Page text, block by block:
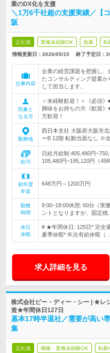
業のDX化を支援
＼1万6千社超の支援実績／【
阪
正社員 業種未経験OK 急募 転
情報更新日：2026/05/15 終了予定日：
仕事内容
企業の経営課題を把握し、
たコンサルティング提案
して担当します。
対象と
なる方
＜未経験歓迎！＞《必須
興味をお持ちの方《歓迎
方歓迎！
勤務地
西日本支社 大阪府大阪市
ーB 12階 転勤当面なし ※
給与
日給月給制:405,480円
105,480円~195,120円（45
初年度
年収
648万円～1200万円
勤務
時間
9:00~18:00休憩: 60分（実
ントとなりますが、固定残…
休日
休暇
# ★年間休日: 125日* 完全
夏季休暇* 年次有給休暇（…
求人詳細を見る
株式会社ピー・ディー・シー | ★レ
造★年間休日127日
基本17時半退社／需要が高い
集
正社員 職種・業種未経験OK 転勤